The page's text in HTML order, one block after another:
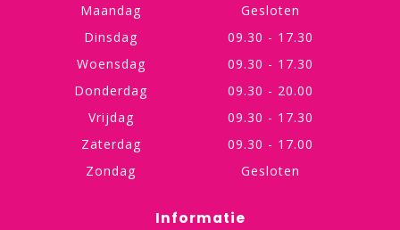
Maandag
Gesloten
Dinsdag
09.30 - 17.30
Woensdag
09.30 - 17.30
Donderdag
09.30 - 20.00
Vrijdag
09.30 - 17.30
Zaterdag
09.30 - 17.00
Zondag
Gesloten
Informatie